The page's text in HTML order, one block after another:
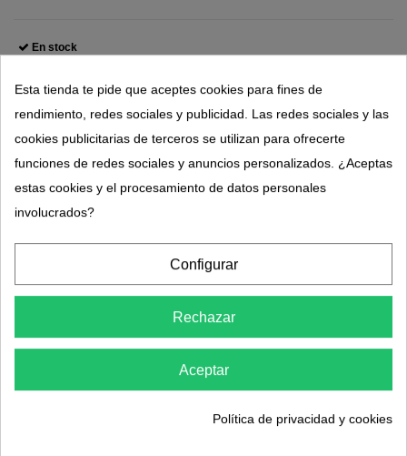
En stock
Detalles del producto
Opiniones de los clientes
Positiv'hair Loción repigmentante clásica
Esta tienda te pide que aceptes cookies para fines de
rendimiento, redes sociales y publicidad. Las redes sociales y las
cookies publicitarias de terceros se utilizan para ofrecerte
funciones de redes sociales y anuncios personalizados. ¿Aceptas
estas cookies y el procesamiento de datos personales
involucrados?
Configurar
Rechazar
Aceptar
Política de privacidad y cookies